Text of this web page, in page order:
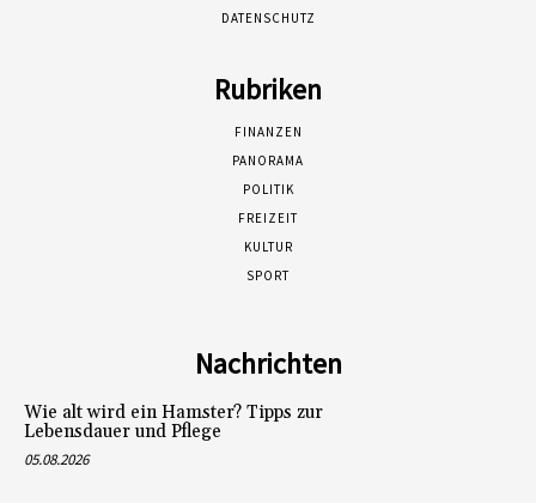
DATENSCHUTZ
Rubriken
FINANZEN
PANORAMA
POLITIK
FREIZEIT
KULTUR
SPORT
Nachrichten
Wie alt wird ein Hamster? Tipps zur
Lebensdauer und Pflege
05.08.2026